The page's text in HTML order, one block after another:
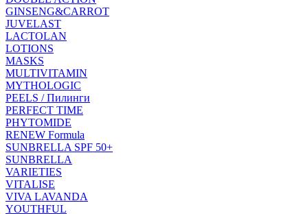
GINSENG&CARROT
JUVELAST
LACTOLAN
LOTIONS
MASKS
MULTIVITAMIN
MYTHOLOGIC
PEELS / Пилинги
PERFECT TIME
PHYTOMIDE
RENEW Formula
SUNBRELLA SPF 50+
SUNBRELLA
VARIETIES
VITALISE
VIVA LAVANDA
YOUTHFUL